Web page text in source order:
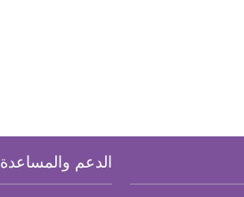
الدعم والمساعدة